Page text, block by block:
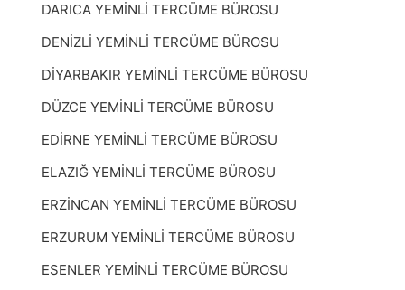
DARICA YEMİNLİ TERCÜME BÜROSU
DENİZLİ YEMİNLİ TERCÜME BÜROSU
DİYARBAKIR YEMİNLİ TERCÜME BÜROSU
DÜZCE YEMİNLİ TERCÜME BÜROSU
EDİRNE YEMİNLİ TERCÜME BÜROSU
ELAZIĞ YEMİNLİ TERCÜME BÜROSU
ERZİNCAN YEMİNLİ TERCÜME BÜROSU
ERZURUM YEMİNLİ TERCÜME BÜROSU
ESENLER YEMİNLİ TERCÜME BÜROSU